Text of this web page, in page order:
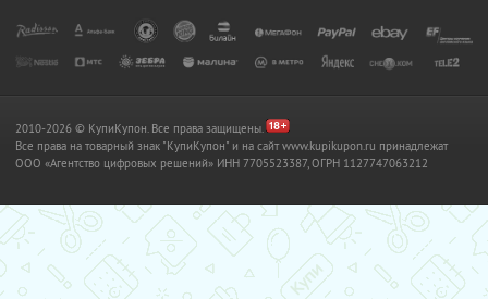
2010-2026 © КупиКупон. Все права защищены.
Все права на товарный знак "КупиКупон" и на сайт www.kupikupon.ru принадлежат
OOO «Агентство цифровых решений» ИНН 7705523387, ОГРН 1127747063212